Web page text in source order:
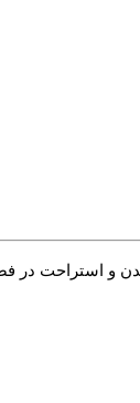
و استراحت در